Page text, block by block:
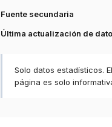
Fuente secundaria
Última actualización de
Solo datos estadísticos.
página es solo